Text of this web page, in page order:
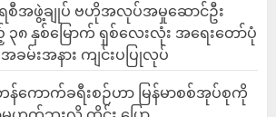
စီအဖွဲ့ချုပ် ဗဟိုအလုပ်အမှုဆောင်ဦး
၈ နှစ်မြောက် ရှစ်လေးလုံး အရေးတော်ပုံ
မ်းအနား ကျင်းပပြုလုပ်
န်ကောက်ခရီးစဉ်ဟာ မြန်မာစစ်အုပ်စုကို